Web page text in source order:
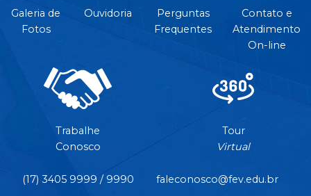
Galeria de
Fotos
Ouvidoria
Perguntas
Frequentes
Contato e
Atendimento
On-line
Trabalhe
Conosco
Tour
Virtual
(17) 3405 9999 / 9990 faleconosco@fev.edu.br